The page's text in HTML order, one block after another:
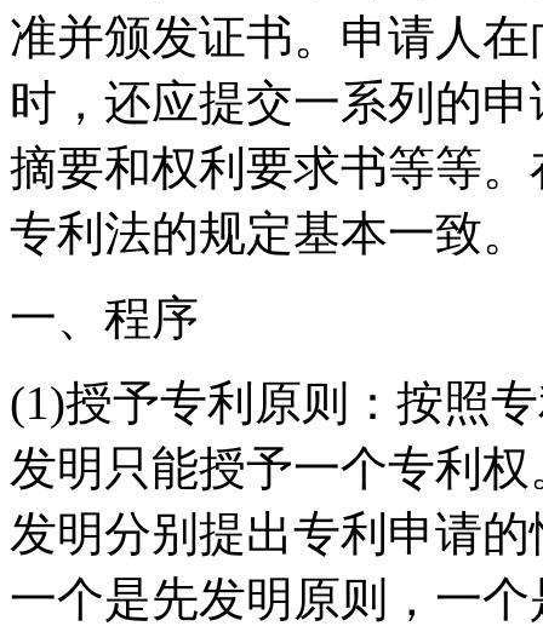
准并颁发证书。申请人
时，还应提交一系列的
摘要和权利要求书等等
专利法的规定基本一致。
一、程序
(1)授予专利原则：按照
发明只能授予一个专利
发明分别提出专利申请
一个是先发明原则，一